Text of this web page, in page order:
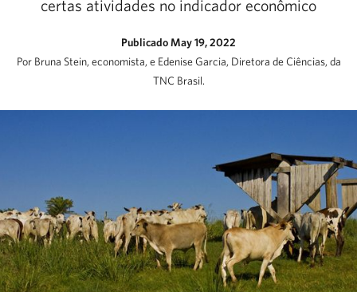
certas atividades no indicador econômico
Publicado May 19, 2022
Por Bruna Stein, economista, e Edenise Garcia, Diretora de Ciências, da
TNC Brasil.